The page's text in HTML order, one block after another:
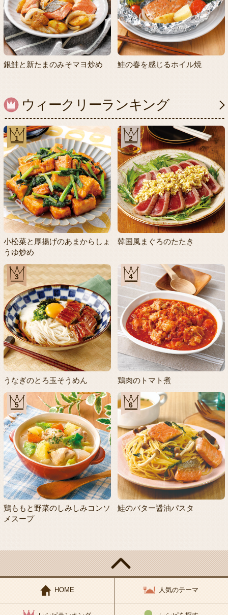
銀鮭と新たまのみそマヨ炒め 鮭の春を感じるホイル焼
ウィークリーランキング
1
小松菜と厚揚げのあまからしょ
うゆ炒め
2
韓国風まぐろのたたき
3
うなぎのとろ玉そうめん
4
鶏肉のトマト煮
5
鶏ももと野菜のしみしみコンソ
メスープ
6
鮭のバター醤油パスタ
HOME 人気のテーマ